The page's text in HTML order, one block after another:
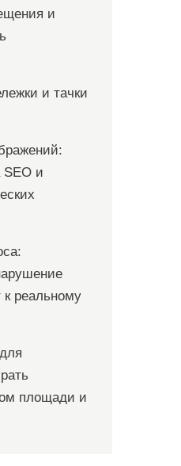
и
и тачки
SEO и
к реальному
площади и